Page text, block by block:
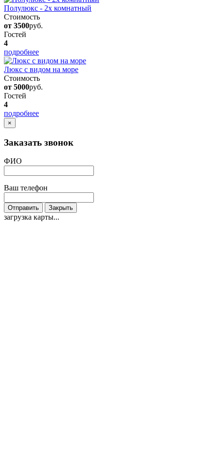
Полулюкс - 2х комнатный
Стоимость
от 3500руб.
Гостей
4
подробнее
Люкс с видом на море
Стоимость
от 5000руб.
Гостей
4
подробнее
×
Заказать звонок
ФИО
Ваш телефон
Отправить Закрыть
загрузка карты...